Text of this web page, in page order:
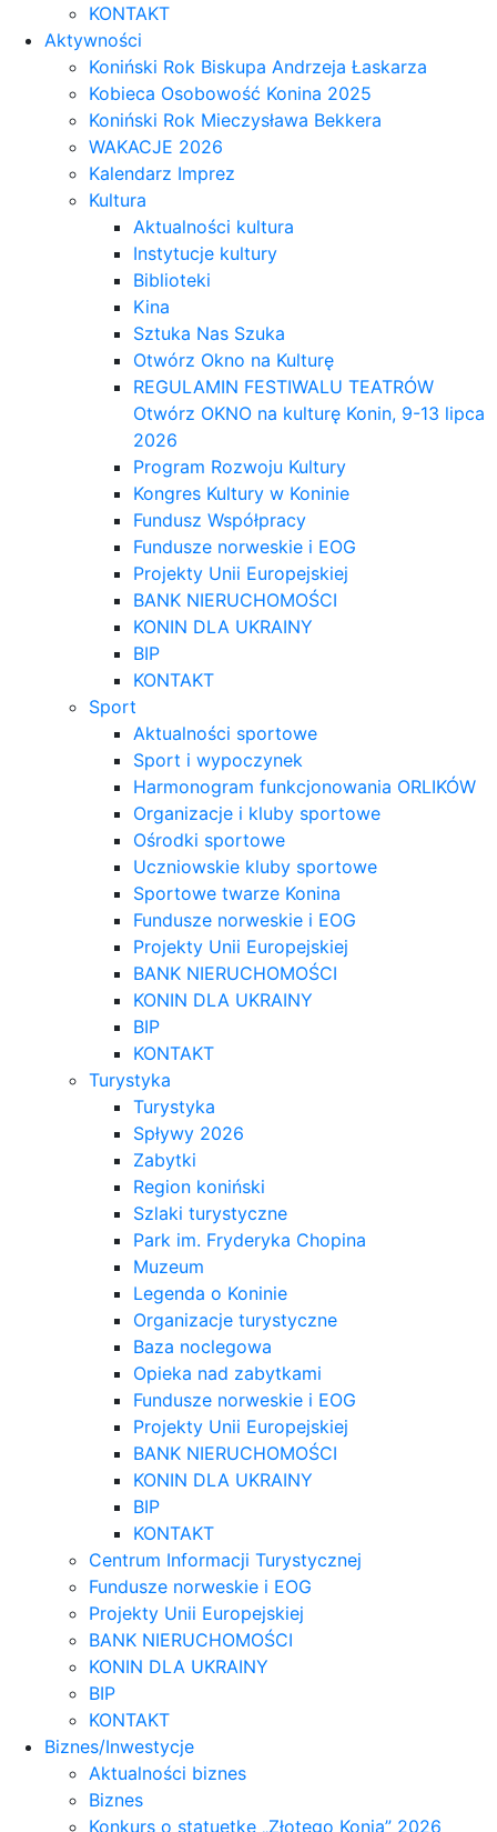
KONTAKT
Aktywności
Koniński Rok Biskupa Andrzeja Łaskarza
Kobieca Osobowość Konina 2025
Koniński Rok Mieczysława Bekkera
WAKACJE 2026
Kalendarz Imprez
Kultura
Aktualności kultura
Instytucje kultury
Biblioteki
Kina
Sztuka Nas Szuka
Otwórz Okno na Kulturę
REGULAMIN FESTIWALU TEATRÓW
Otwórz OKNO na kulturę Konin, 9-13 lipca
2026
Program Rozwoju Kultury
Kongres Kultury w Koninie
Fundusz Współpracy
Fundusze norweskie i EOG
Projekty Unii Europejskiej
BANK NIERUCHOMOŚCI
KONIN DLA UKRAINY
BIP
KONTAKT
Sport
Aktualności sportowe
Sport i wypoczynek
Harmonogram funkcjonowania ORLIKÓW
Organizacje i kluby sportowe
Ośrodki sportowe
Uczniowskie kluby sportowe
Sportowe twarze Konina
Fundusze norweskie i EOG
Projekty Unii Europejskiej
BANK NIERUCHOMOŚCI
KONIN DLA UKRAINY
BIP
KONTAKT
Turystyka
Turystyka
Spływy 2026
Zabytki
Region koniński
Szlaki turystyczne
Park im. Fryderyka Chopina
Muzeum
Legenda o Koninie
Organizacje turystyczne
Baza noclegowa
Opieka nad zabytkami
Fundusze norweskie i EOG
Projekty Unii Europejskiej
BANK NIERUCHOMOŚCI
KONIN DLA UKRAINY
BIP
KONTAKT
Centrum Informacji Turystycznej
Fundusze norweskie i EOG
Projekty Unii Europejskiej
BANK NIERUCHOMOŚCI
KONIN DLA UKRAINY
BIP
KONTAKT
Biznes/Inwestycje
Aktualności biznes
Biznes
Konkurs o statuetkę „Złotego Konia” 2026